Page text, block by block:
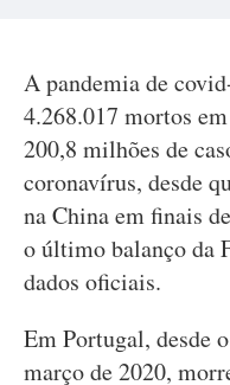
A pandemia de
4.268.017 mortos
200,8 milhões de
coronavírus, desde
na China em finais
o último balanço da
dados oficiais.
Em Portugal, desde
março de 2020,